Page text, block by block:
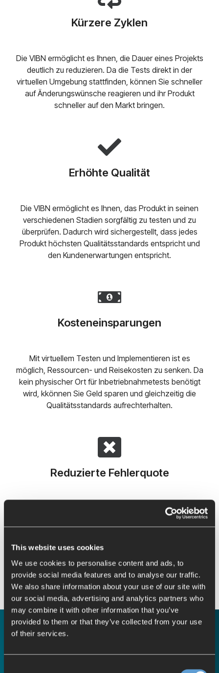
This website uses cookies
We use cookies to personalise content and ads, to
provide social media features and to analyse our traffic.
We also share information about your use of our site with
our social media, advertising and analytics partners who
may combine it with other information that you’ve
provided to them or that they’ve collected from your use
of their services.
Kürzere Zyklen
Die VIBN ermöglicht es Ihnen, die Dauer eines Projekts
deutlich zu reduzieren. Da die Tests direkt in der
virtuellen Umgebung stattfinden, können Sie schneller
auf Änderungswünsche reagieren und ihr Produkt
schneller auf den Markt bringen.
Erhöhte Qualität
Die VIBN ermöglicht es Ihnen, das Produkt in seinen
verschiedenen Stadien sorgfältig zu testen und zu
überprüfen. Dadurch wird sichergestellt, dass jedes
Produkt höchsten Qualitätsstandards entspricht und
den Kundenerwartungen entspricht.
Kosteneinsparungen
Mit virtuellem Testen und Implementieren ist es
möglich, Ressourcen- und Reisekosten zu senken. Da
kein physischer Ort für Inbetriebnahmetests benötigt
wird, kkönnen Sie Geld sparen und gleichzeitig die
Qualitätsstandards aufrechterhalten.
Reduzierte Fehlerquote
Die VIBN ermöglicht eine gründliche Prüfung des
Produkts innerhalb der virtuellen Umgebung. Dies
Implementierung des Produkts im realen Leben. Somit
fehlerfrei ist und den Kundenerwartungen gerecht wird.